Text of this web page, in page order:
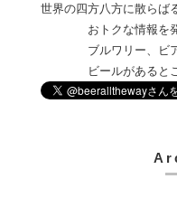
世界の四方八方に散らば
おトクな情報を発信
ブルワリー、ビア
ビールがあるところ